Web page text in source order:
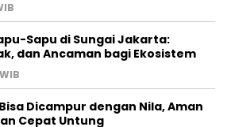
Sapu di Sungai Jakarta:
dan Ancaman bagi Ekosistem
Dicampur dengan Nila, Aman
Cepat Untung